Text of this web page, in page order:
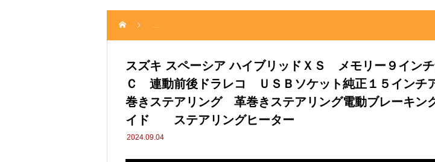
スズキ スペーシア ハイブリッドＸＳ メモリー９インチナビ 連動ＥＴＣ 連動前
スズキ スペーシア ハイブリッドＸＳ メモリー９イン
Ｃ 連動前後ドラレコ ＵＳＢソケット純正１５インチ
巻きステアリング 革巻きステアリング電動ブレーキ
イド ステアリングヒーター
2024.09.04